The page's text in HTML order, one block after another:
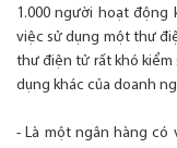
1.000 người hoạt
việc sử dụng một thư
thư điện tử rất khó kiểm
dụng khác của doanh
- Là một ngân hàng có